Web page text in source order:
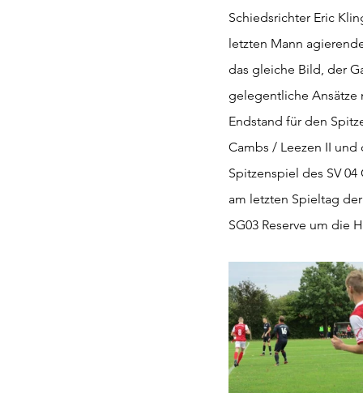
Schiedsrichter Eric
letzten Mann
das gleiche Bild, der
gelegentliche Ansätze
Endstand für den
Cambs / Leezen II und
Spitzenspiel des SV
am letzten Spieltag
SG03 Reserve um die